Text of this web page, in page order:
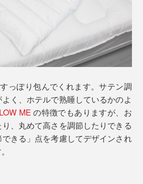
っぽり包んでくれます。サテン調
く、ホテルで熟睡しているかのよ
ME の特徴でもありますが、お
、丸めて高さを調節したりできる
できる」点を考慮してデザインされ